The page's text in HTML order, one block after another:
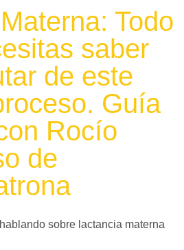
Todo
saber
de este
Guía
Rocío
de